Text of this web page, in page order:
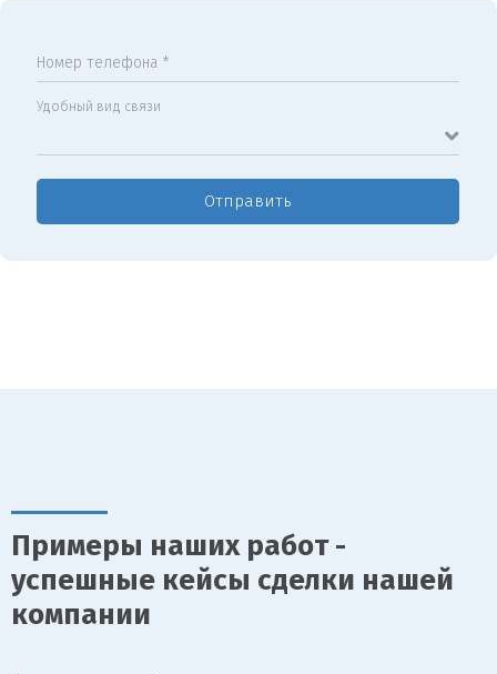
Номер телефона *
Удобный вид связи
Отправить
Примеры наших работ -
успешные кейсы сделки нашей
компании